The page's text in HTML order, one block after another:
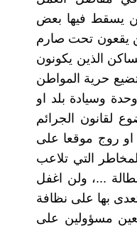
ومن يسقط فيها بعض
يقعون تحت صارم
الذين يكونون
حرية المواطن
وسيادة بلد او
لقانون الجرائم
او روج موقعا على
التي تلاعب
...، ولن اغفل
بها على نظافة
مسؤولين على